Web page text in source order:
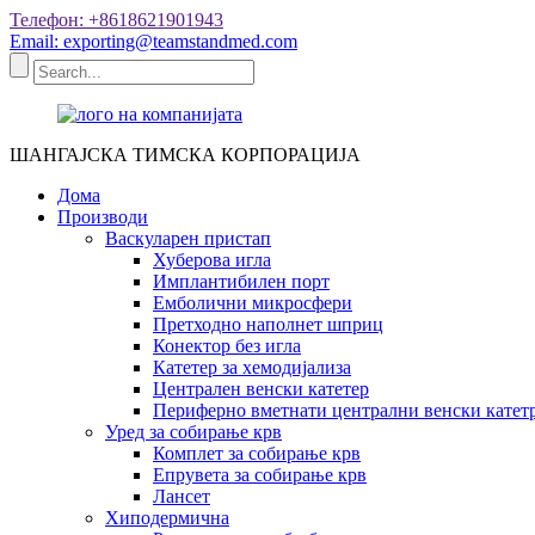
Телефон: +8618621901943
Email: exporting@teamstandmed.com
ШАНГАЈСКА ТИМСКА КОРПОРАЦИЈА
Дома
Производи
Васкуларен пристап
Хуберова игла
Имплантибилен порт
Емболични микросфери
Претходно наполнет шприц
Конектор без игла
Катетер за хемодијализа
Централен венски катетер
Периферно вметнати централни венски
Уред за собирање крв
Комплет за собирање крв
Епрувета за собирање крв
Лансет
Хиподермична